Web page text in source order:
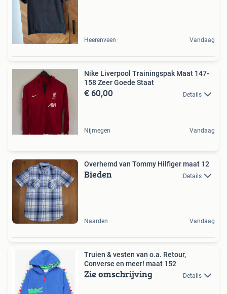
Heerenveen Vandaag
Nike Liverpool Trainingspak Maat 147-
158 Zeer Goede Staat
€ 60,00 Details
Nijmegen Vandaag
Overhemd van Tommy Hilfiger maat 12
Bieden Details
Naarden Vandaag
Truien & vesten van o.a. Retour,
Converse en meer! maat 152
Zie omschrijving Details